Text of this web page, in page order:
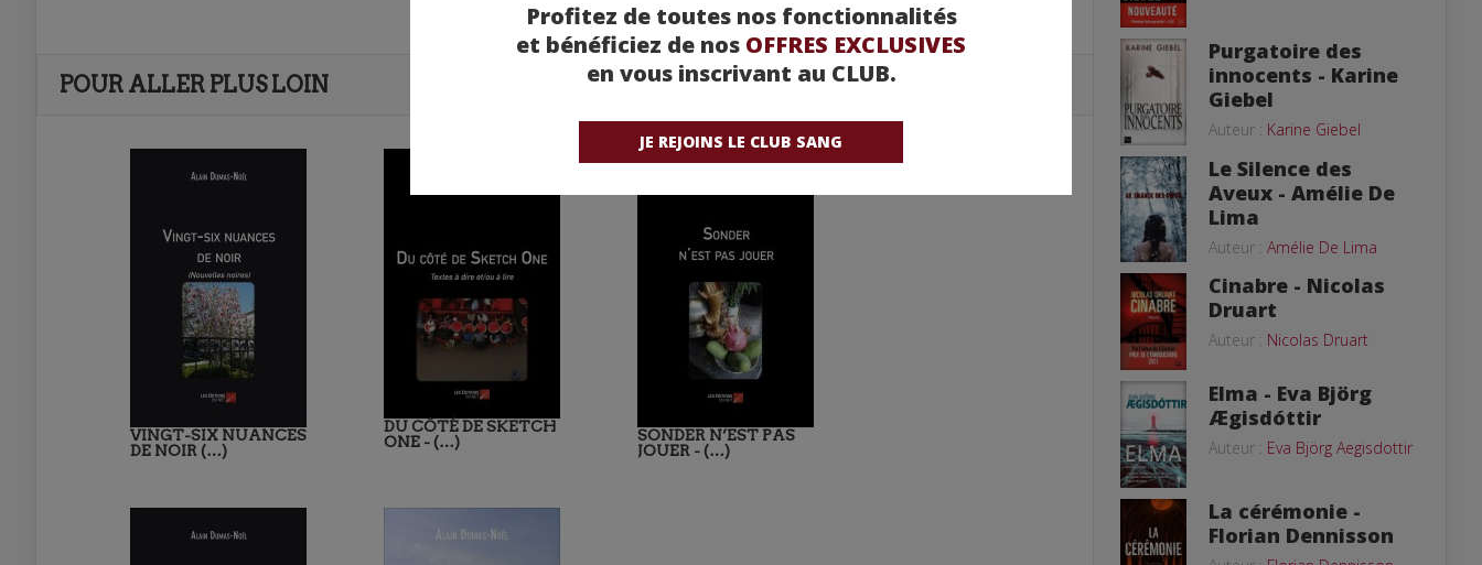
Profitez de toutes nos fonctionnalités
et bénéficiez de nos OFFRES EXCLUSIVES
en vous inscrivant au CLUB.
JE REJOINS LE CLUB SANG
POUR ALLER PLUS LOIN
VINGT-SIX NUANCES
DE NOIR (…)
DU CÔTÉ DE SKETCH
ONE - (…)
SONDER N’EST PAS
JOUER - (…)
Purgatoire des
innocents - Karine
Giebel
Auteur : Karine Giebel
Le Silence des
Aveux - Amélie De
Lima
Auteur : Amélie De Lima
Cinabre - Nicolas
Druart
Auteur : Nicolas Druart
Elma - Eva Björg
Ægisdóttir
Auteur : Eva Björg Aegisdottir
La cérémonie -
Florian Dennisson